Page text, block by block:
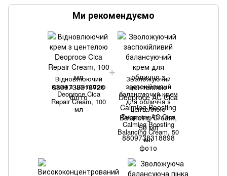
Ми рекомендуємо
Відновлюючий
крем з центелою
Deoproce Cica
Repair Cream, 100
мл
Зволожуючий
заспокійливий
балансуючий крем
для обличчя з
центеллою
Deoproce AC Cica
Calming Boosting
Balancing Cream, 50
мл